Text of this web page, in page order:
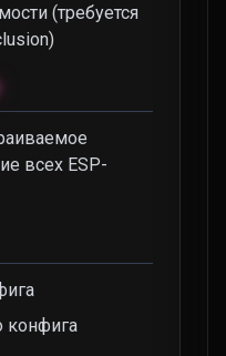
(требуется
всех ESP-
конфига